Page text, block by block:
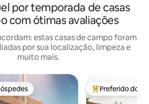
por temporada de casas
com ótimas avaliações
estas casas de campo foram
por sua localização, limpeza e
muito mais.
preferidos dos hóspedes Entre os
Preferido dos